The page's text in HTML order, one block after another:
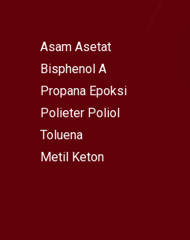
Asam Asetat
Bisphenol A
Propana Epoksi
Polieter Poliol
Toluena
Metil Keton